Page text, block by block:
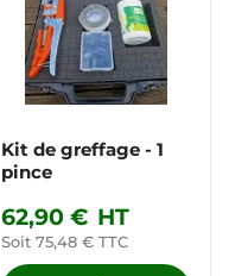
Kit de greffage - 1
pince
62,90 € HT
Soit 75,48 € TTC